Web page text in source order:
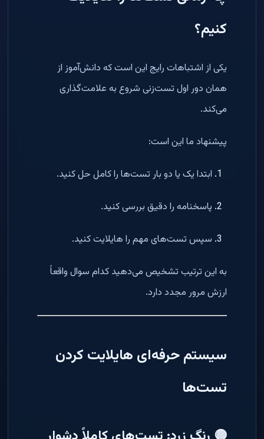
کنیم؟
یکی از اشتباهات رایج این است که دانش‌آموز از
همان دور اول تست‌زنی شروع به علامت‌گذاری
می‌کند.
پیشنهاد ما این است:
ابتدا یک یا دو بار تست‌ها را کامل حل کنید.
پاسخنامه را دقیق بررسی کنید.
سپس تست‌های مهم را هایلایت کنید.
به این ترتیب تشخیص می‌دهید کدام سوال واقعاً
ارزش مرور مجدد دارد.
سیستم حرفه‌ای هایلایت کردن
تست‌ها